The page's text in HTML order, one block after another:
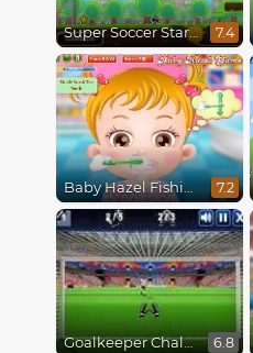
Super Soccer Star 2 7.4
Baby Hazel Fishing Time 7.2
Goalkeeper Challenge 6.8